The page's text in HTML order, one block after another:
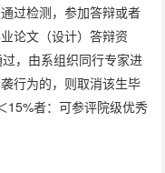
过检测，参加答辩或者
论文（设计）答辩资
，由系组织同行专家进
行为的，则取消该生毕
15%者：可参评院级优秀